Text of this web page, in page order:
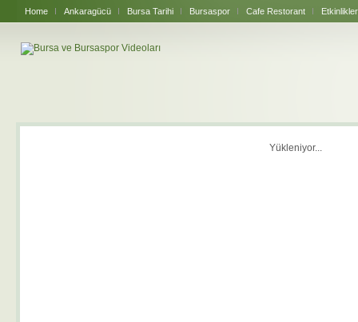
Home Ankaragücü Bursa Tarihi Bursaspor Cafe Restorant Etkinlikler
Yükleniyor...